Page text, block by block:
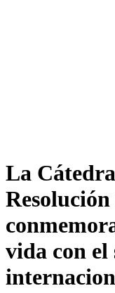
La
vida con el